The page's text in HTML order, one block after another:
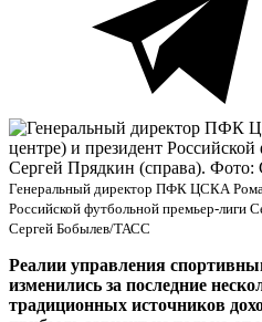
Генеральный директор ПФК ЦСКА
Российской футбольной премьер-лиги
Сергей Бобылев/ТАСС
Реалии управления
изменились за последние
традиционных источников